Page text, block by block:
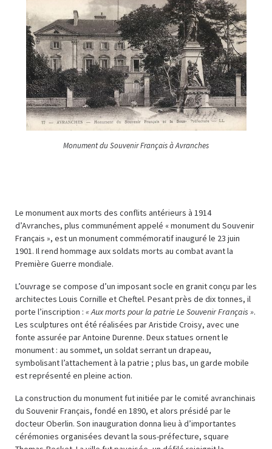
Monument du Souvenir Français à Avranches
Le monument aux morts des conflits antérieurs à 1914
d’Avranches, plus communément appelé « monument du Souvenir
Français », est un monument commémoratif inauguré le 23 juin
1901. Il rend hommage aux soldats morts au combat avant la
Première Guerre mondiale.
L’ouvrage se compose d’un imposant socle en granit conçu par les
architectes Louis Cornille et Cheftel. Pesant près de dix tonnes, il
porte l’inscription : « Aux morts pour la patrie Le Souvenir Français ».
Les sculptures ont été réalisées par Aristide Croisy, avec une
fonte assurée par Antoine Durenne. Deux statues ornent le
monument : au sommet, un soldat serrant un drapeau,
symbolisant l’attachement à la patrie ; plus bas, un garde mobile
est représenté en pleine action.
La construction du monument fut initiée par le comité avranchinais
du Souvenir Français, fondé en 1890, et alors présidé par le
docteur Oberlin. Son inauguration donna lieu à d’importantes
cérémonies organisées devant la sous-préfecture, square